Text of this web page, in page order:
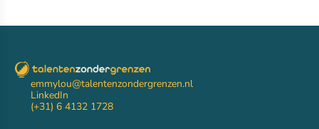
emmylou@talentenzondergrenzen.nl
LinkedIn
(+31) 6 4132 1728